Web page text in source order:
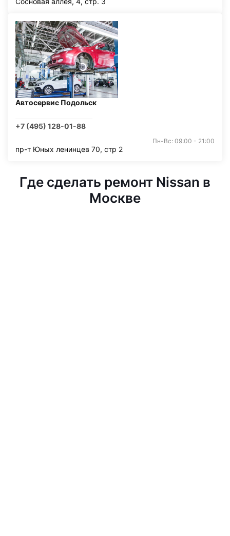
Автосервис Подольск
+7 (495) 128-01-88
Пн-Вс: 09:00 - 21:00
пр-т Юных ленинцев 70, стр 2
Где сделать ремонт Nissan в
Москве